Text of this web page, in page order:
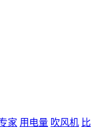
家 用电量 吹风机 比